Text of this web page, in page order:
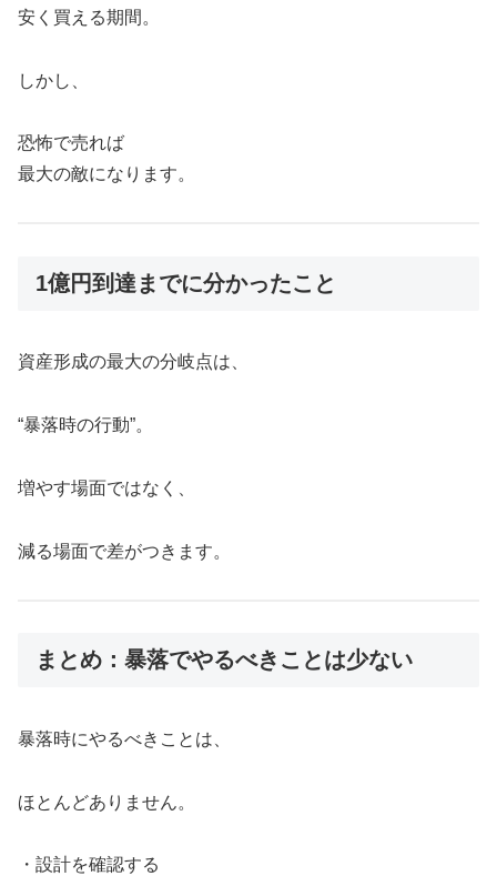
安く買える期間。
しかし、
恐怖で売れば
最大の敵になります。
1億円到達までに分かったこと
資産形成の最大の分岐点は、
“暴落時の行動”。
増やす場面ではなく、
減る場面で差がつきます。
まとめ：暴落でやるべきことは少ない
暴落時にやるべきことは、
ほとんどありません。
・設計を確認する